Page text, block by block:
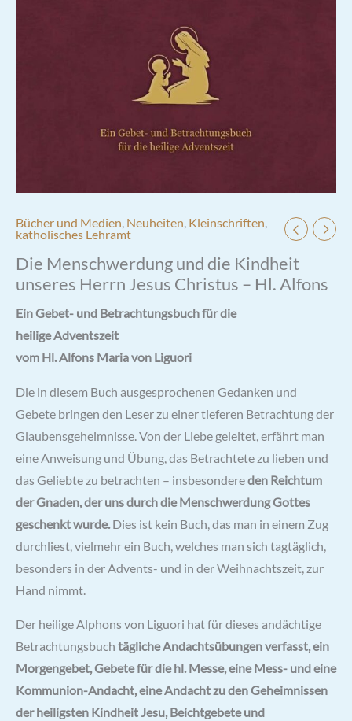
Bücher und Medien, Neuheiten, Kleinschriften,
katholisches Lehramt
Die Menschwerdung und die Kindheit
unseres Herrn Jesus Christus – Hl. Alfons
Ein Gebet- und Betrachtungsbuch für die
heilige Adventszeit
vom Hl. Alfons Maria von Liguori
Die in diesem Buch ausgesprochenen Gedanken und
Gebete bringen den Leser zu einer tieferen Betrachtung der
Glaubensgeheimnisse. Von der Liebe geleitet, erfährt man
eine Anweisung und Übung, das Betrachtete zu lieben und
das Geliebte zu betrachten – insbesondereden Reichtum
der Gnaden, der uns durch die Menschwerdung Gottes
geschenkt wurde.Dies ist kein Buch, das man in einem Zug
durchliest, vielmehr ein Buch, welches man sich tagtäglich,
besonders in der Advents- und in der Weihnachtszeit, zur
Hand nimmt.
Der heilige Alphons von Liguori hat für dieses andächtige
Betrachtungsbuch tägliche Andachtsübungen verfasst, ein
Morgengebet, Gebete für die hl. Messe, eine Mess- und eine
Kommunion-Andacht, eine Andacht zu den Geheimnissen
der heiligsten Kindheit Jesu, Beichtgebete und